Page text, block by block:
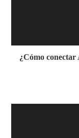
¿Cómo conectar